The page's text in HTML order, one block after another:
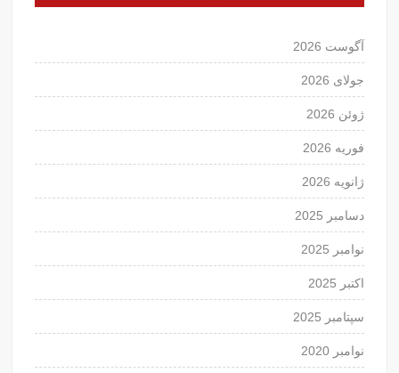
آگوست 2026
جولای 2026
ژوئن 2026
فوریه 2026
ژانویه 2026
دسامبر 2025
نوامبر 2025
اکتبر 2025
سپتامبر 2025
نوامبر 2020